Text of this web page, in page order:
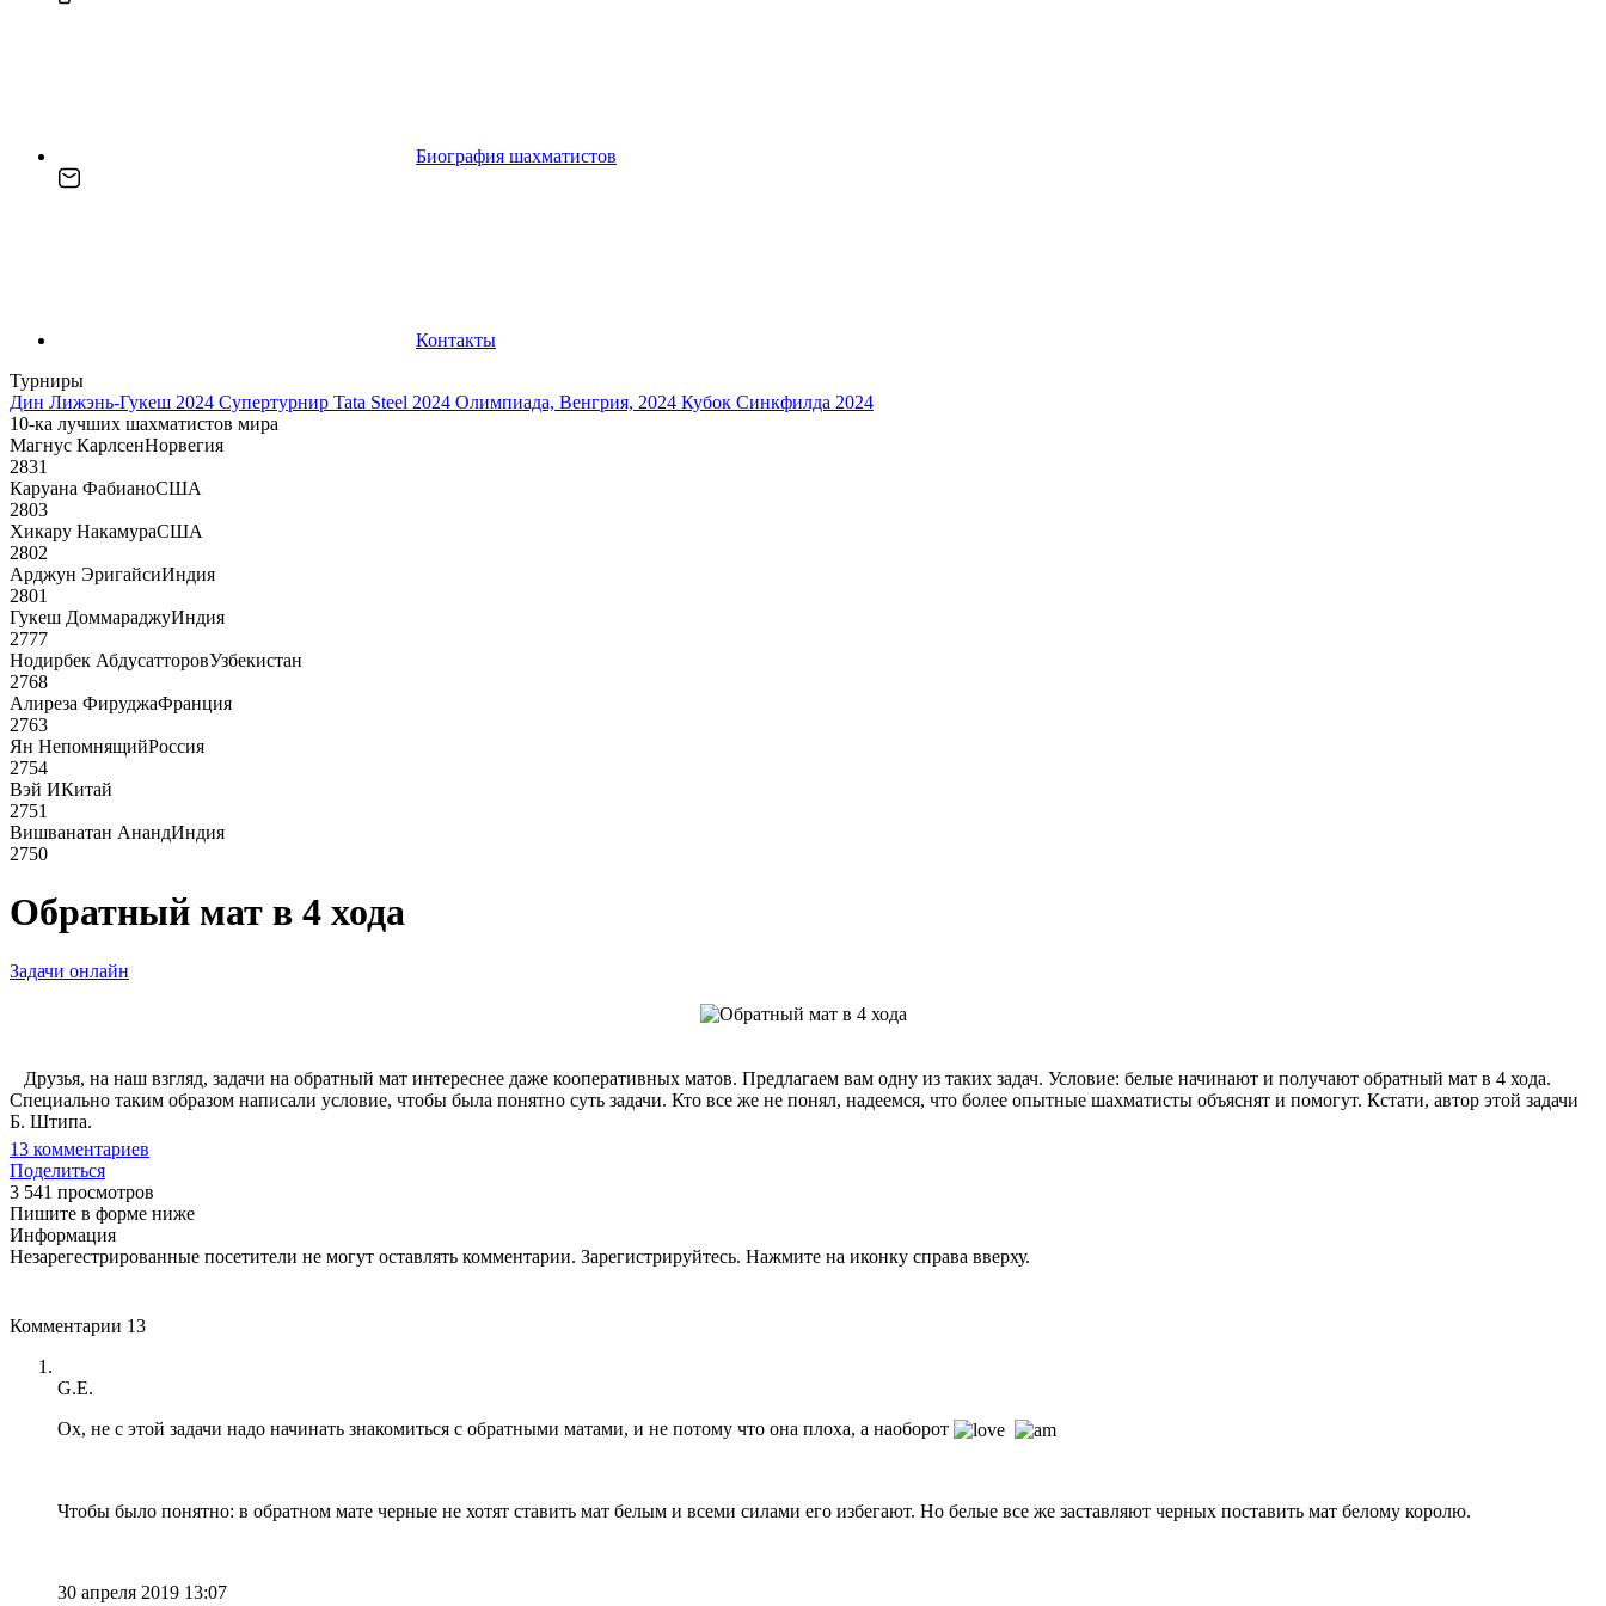
Биография шахматистов
Контакты
Турниры
Дин Лижэнь-Гукеш 2024 Супертурнир Tata Steel 2024 Олимпиада, Венгрия, 2024 Кубок Синкфилда 2024
10-ка лучших шахматистов мира
Магнус КарлсенНорвегия
2831
Каруана ФабианоСША
2803
Хикару НакамураСША
2802
Арджун ЭригайсиИндия
2801
Гукеш ДоммараджуИндия
2777
Нодирбек АбдусатторовУзбекистан
2768
Алиреза ФируджаФранция
2763
Ян НепомнящийРоссия
2754
Вэй ИКитай
2751
Вишванатан АнандИндия
2750
Обратный мат в 4 хода
Задачи онлайн
Друзья, на наш взгляд, задачи на обратный мат интереснее даже кооперативных матов. Предлагаем вам одну из таких задач. Условие: белые начинают и получают обратный мат в 4 хода.
Специально таким образом написали условие, чтобы была понятно суть задачи. Кто все же не понял, надеемся, что более опытные шахматисты объяснят и помогут. Кстати, автор этой задачи
Б. Штипа.
13 комментариев
Поделиться
3 541 просмотров
Пишите в форме ниже
Информация
Незарегестрированные посетители не могут оставлять комментарии. Зарегистрируйтесь. Нажмите на иконку справа вверху.
Комментарии 13
G.E.
Ох, не с этой задачи надо начинать знакомиться с обратными матами, и не потому что она плоха, а наоборот
Чтобы было понятно: в обратном мате черные не хотят ставить мат белым и всеми силами его избегают. Но белые все же заставляют черных поставить мат белому королю.
30 апреля 2019 13:07